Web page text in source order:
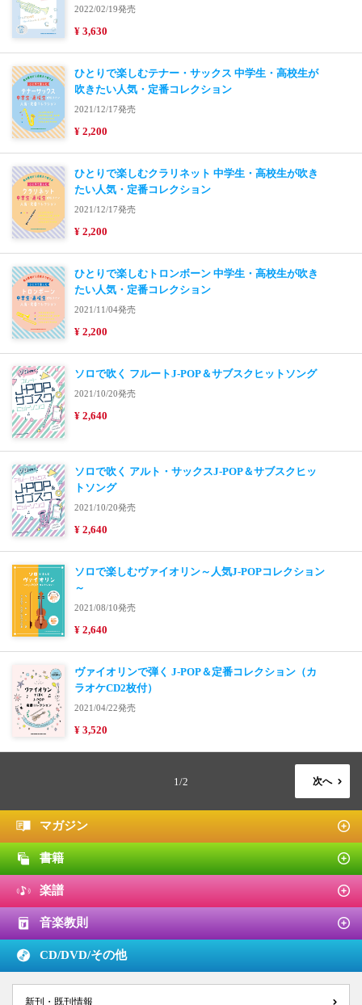
2022/02/19発売
¥ 3,630
ひとりで楽しむテナー・サックス 中学生・高校生が
吹きたい人気・定番コレクション
2021/12/17発売
¥ 2,200
ひとりで楽しむクラリネット 中学生・高校生が吹き
たい人気・定番コレクション
2021/12/17発売
¥ 2,200
ひとりで楽しむトロンボーン 中学生・高校生が吹き
たい人気・定番コレクション
2021/11/04発売
¥ 2,200
ソロで吹く フルートJ-POP＆サブスクヒットソング
2021/10/20発売
¥ 2,640
ソロで吹く アルト・サックスJ-POP＆サブスクヒッ
トソング
2021/10/20発売
¥ 2,640
ソロで楽しむヴァイオリン～人気J-POPコレクション
～
2021/08/10発売
¥ 2,640
ヴァイオリンで弾く J-POP＆定番コレクション（カ
ラオケCD2枚付）
2021/04/22発売
¥ 3,520
1/2 次へ
マガジン
書籍
楽譜
音楽教則
CD/DVD/その他
新刊・既刊情報